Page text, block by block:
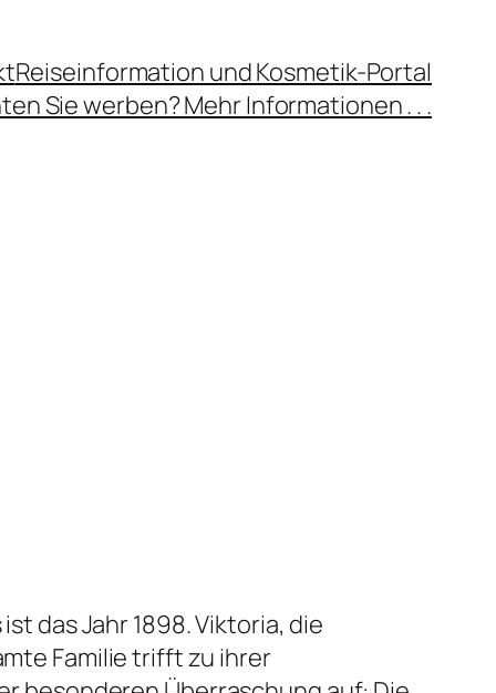
Reiseinformation und Kosmetik-Portal
Sie werben? Mehr Informationen . . .
das Jahr 1898. Viktoria, die
Familie trifft zu ihrer